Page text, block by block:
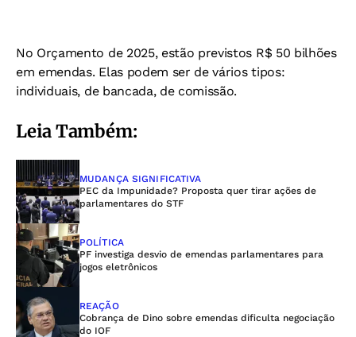
No Orçamento de 2025, estão previstos R$ 50 bilhões
em emendas. Elas podem ser de vários tipos:
individuais, de bancada, de comissão.
Leia Também:
MUDANÇA SIGNIFICATIVA
PEC da Impunidade? Proposta quer tirar ações de
parlamentares do STF
POLÍTICA
PF investiga desvio de emendas parlamentares para
jogos eletrônicos
REAÇÃO
Cobrança de Dino sobre emendas dificulta negociação
do IOF